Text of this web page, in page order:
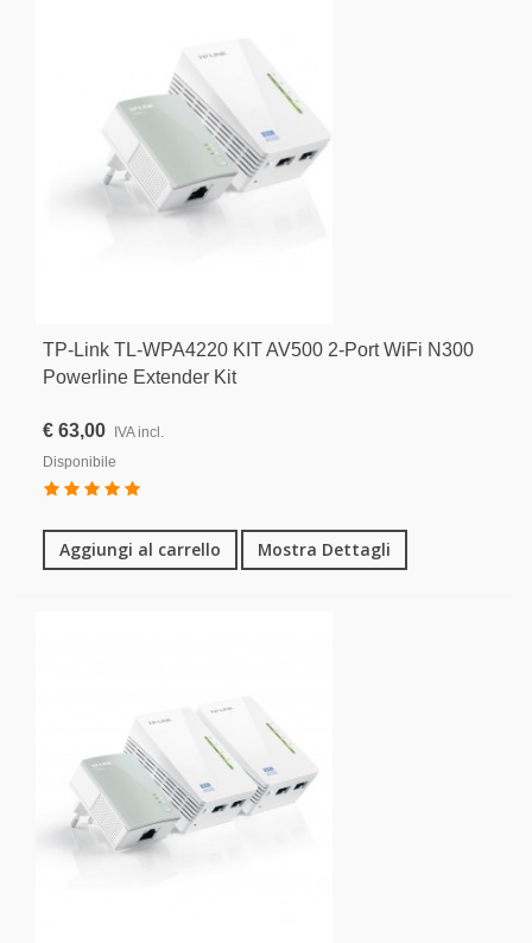
TP-Link TL-WPA4220 KIT AV500 2-Port WiFi N300
Powerline Extender Kit
€ 63,00 IVA incl.
Disponibile
Aggiungi al carrello Mostra Dettagli